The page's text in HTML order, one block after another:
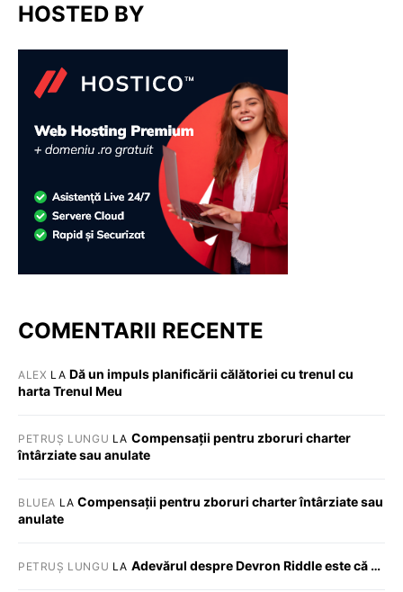
HOSTED BY
COMENTARII RECENTE
ALEX LA Dă un impuls planificării călătoriei cu trenul cu
harta Trenul Meu
PETRUȘ LUNGU LA Compensații pentru zboruri charter
întârziate sau anulate
BLUEA LACompensații pentru zboruri charter întârziate sau
anulate
PETRUȘ LUNGU LA Adevărul despre Devron Riddle este că …